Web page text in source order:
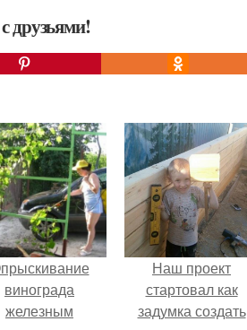
друзьями!
винограда
железным
Наш проект
стартовал как
задумка создать